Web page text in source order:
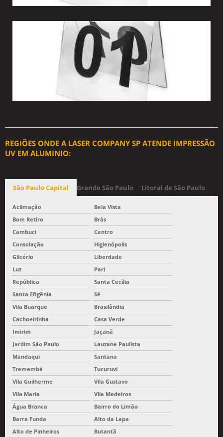
REGIÕES ONDE A LASER COMPANY SP ATENDE IMPRESSÃO
UV EM ALUMINIO:
São Paulo Capital Grande São Paulo Litoral de São Paulo
Aclimação
Bela Vista
Bom Retiro
Brás
Cambuci
Centro
Consolação
Higienópolis
Glicério
Liberdade
Luz
Pari
República
Santa Cecília
Santa Efigênia
Sé
Vila Buarque
Brasilândia
Cachoeirinha
Casa Verde
Imirim
Jaçanã
Jardim São Paulo
Lauzane Paulista
Mandaqui
Santana
Tremembé
Tucuruvi
Vila Guilherme
Vila Gustavo
Vila Maria
Vila Medeiros
Água Branca
Bairro do Limão
Barra Funda
Alto da Lapa
Alto de Pinheiros
Butantã